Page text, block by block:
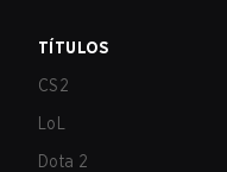
TÍTULOS
CS2
LoL
Dota 2